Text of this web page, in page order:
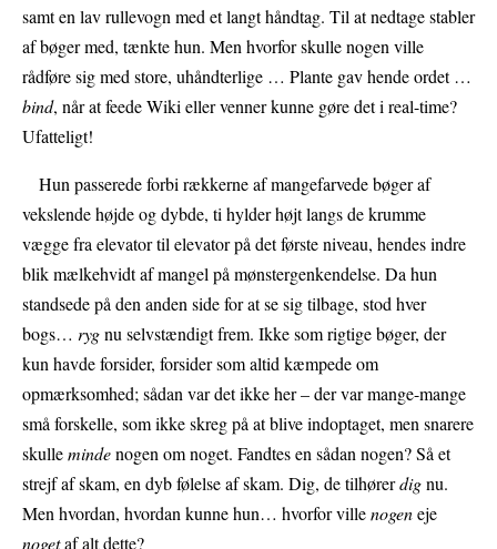
samt en lav rullevogn med et langt håndtag. Til at nedtage stabler
af bøger med, tænkte hun. Men hvorfor skulle nogen ville
rådføre sig med store, uhåndterlige … Plante gav hende ordet …
bind, når at feede Wiki eller venner kunne gøre det i real-time?
Ufatteligt!
Hun passerede forbi rækkerne af mangefarvede bøger af
vekslende højde og dybde, ti hylder højt langs de krumme
vægge fra elevator til elevator på det første niveau, hendes indre
blik mælkehvidt af mangel på mønstergenkendelse. Da hun
standsede på den anden side for at se sig tilbage, stod hver
bogs… rygnu selvstændigt frem. Ikke som rigtige bøger, der
kun havde forsider, forsider som altid kæmpede om
opmærksomhed; sådan var det ikke her – der var mange-mange
små forskelle, som ikke skreg på at blive indoptaget, men snarere
skullemindenogen om noget. Fandtes en sådan nogen? Så et
strejf af skam, en dyb følelse af skam. Dig, de tilhørerdignu.
Men hvordan, hvordan kunne hun… hvorfor villenogeneje
nogetaf alt dette?